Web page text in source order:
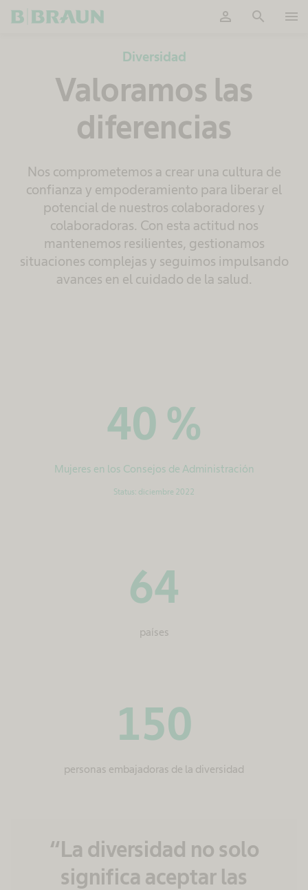
person search menu
Diversidad
Valoramos las
diferencias
Nos comprometemos a crear una cultura de
confianza y empoderamiento para liberar el
potencial de nuestros colaboradores y
colaboradoras. Con esta actitud nos
mantenemos resilientes, gestionamos
situaciones complejas y seguimos impulsando
avances en el cuidado de la salud.
40 %
Mujeres en los Consejos de Administración
Status: diciembre 2022
64
países
150
personas embajadoras de la diversidad
“La diversidad no solo
significa aceptar las